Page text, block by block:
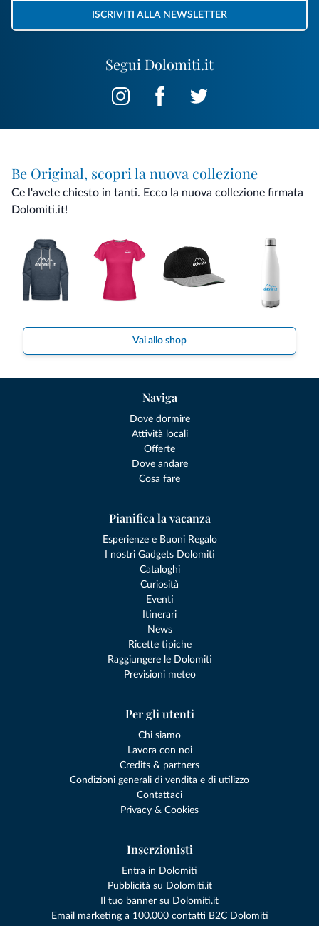
Segui Dolomiti.it
ISCRIVITI ALLA NEWSLETTER
Be Original, scopri la nuova collezione
Ce l'avete chiesto in tanti. Ecco la nuova collezione firmata
Dolomiti.it!
Vai allo shop
Naviga
Dove dormire
Attività locali
Offerte
Dove andare
Cosa fare
Pianifica la vacanza
Esperienze e Buoni Regalo
I nostri Gadgets Dolomiti
Cataloghi
Curiosità
Eventi
Itinerari
News
Ricette tipiche
Raggiungere le Dolomiti
Previsioni meteo
Per gli utenti
Chi siamo
Lavora con noi
Credits & partners
Condizioni generali di vendita e di utilizzo
Contattaci
Privacy & Cookies
Inserzionisti
Entra in Dolomiti
Pubblicità su Dolomiti.it
Il tuo banner su Dolomiti.it
Email marketing a 100.000 contatti B2C Dolomiti